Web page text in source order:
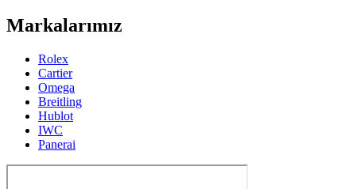
Markalarımız
Rolex
Cartier
Omega
Breitling
Hublot
IWC
Panerai